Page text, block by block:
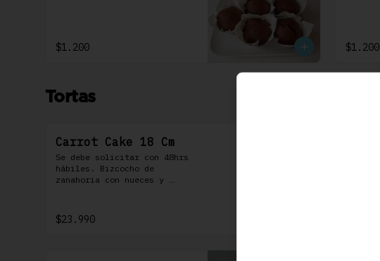
$1.200 $1.200
Tortas
Carrot Cake 18 Cm
Se debe solicitar con 48hrs
hábiles. Bizcocho de
zanahoria con nueces y
frosting de queso de crema.
$23.990